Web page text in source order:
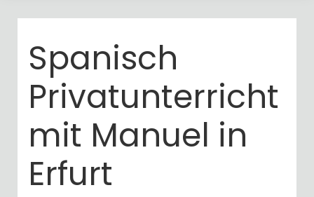
Spanisch
Privatunterricht
mit Manuel in
Erfurt